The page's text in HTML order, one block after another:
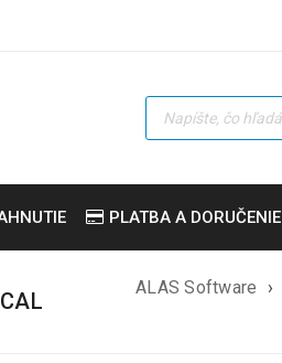
PLATBA A DORUČENIE
ALAS Software ›